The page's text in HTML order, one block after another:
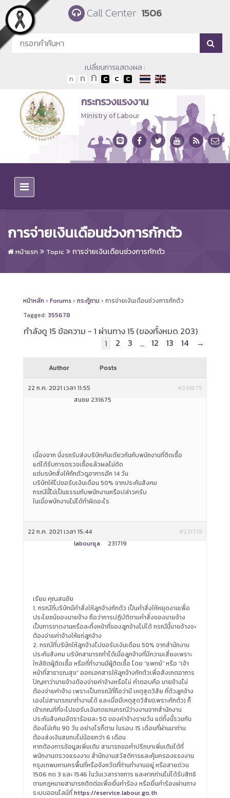
Skip to main content Call Center 1506
เปลี่ยนการแสดงผล :
กระทรวงแรงงาน
Ministry of Labour
การจ่ายเงินเดือนช่วงการกักตัว
หน้าแรก Topic การจ่ายเงินเดือนช่วงการกักตัว
หน้าหลัก › Forums› กระทู้ถาม › การจ่ายเงินเดือนช่วงการกักตัว
Tagged: 355678
กำลังดู 15 ข้อความ - 1 ผ่านทาง 15 (ของทั้งหมด 203)
1
2 3 … 12 13 14 →
Author Posts
22 ก.ค. 2021 เวลา 11:55
#231675
สนชัย 231675
เนื่องจาก นั่งรถรับส่งบริษัทคันเดียวกันกับพนักงานที่ติดเชื้อ
แต่ได้รับการตรวจเชื้อแล้วผลไม่ติด
แต่บรษัทสั่งให้กักตัวดูอาการอีก 14 วัน
บริษัทให้ไปขอรับเงินเดือน 50% จากประกันสังคม
กรณีนี้ไม่เป็นธรรมกับพนักงานหรือปล่าวครับ
ในเมื่อพนักงานไม่ได้ทำผิดอะไร
22 ก.ค. 2021 เวลา 15:44
#231719
labourqa
231719
เรียน คุณสนชัย
1. กรณีที่บริษัทมีคำสั่งให้ลูกจ้างกักตัว เป็นคำสั่งให้หยุดงานเพื่อ
ประโยชน์ของนายจ้าง ถือว่าการปฏิบัติตามคำสั่งของนายจ้าง
เป็นการขาดงานหรือละทิ้งหน้าที่ของลูกจ้างไม่ได้ กรณีนี้นายจ้างจะ
ต้องจ่ายค่าจ้างให้แก่ลูกจ้าง
2. กรณีที่บริษัทให้ลูกจ้างไปขอรับเงินเดือน 50% จากสำนักงาน
ประกันสังคม บริษัทสามารถทำได้เมื่อลูกจ้างที่มีความเสี่ยงเพราะ
ใกล้ชิดผู้ติดเชื้อ หรือที่ทำงานมีผู้ติดเชื้อ โดย “แพทย์” หรือ “เจ้า
หน้าที่สาธารณสุข” ออกเอกสารให้ลูกจ้างกักตัวเพื่อสังเกตอาการ
ปัญหาว่านายจ้างต้องจ่ายค่าจ้างหรือไม่ คำตอบคือ นายจ้างไม่
ต้องจ่ายค่าจ้าง เพราะเป็นกรณีที่ถือว่ามี เหตุสุดวิสัย ที่ตัวลูกจ้าง
เองไม่สามารถมาทำงานได้ และเมื่อมีเหตุสุดวิสัย(เพราะกักตัว) ก็
เข้าเกณฑ์ที่จะไปขอรับเงินทดแทนกรณีว่างงานจากสำนักงาน
ประกันสังคมอัตราร้อยละ 50 ของค่าจ้างรายวัน แต่ทั้งนี้รวมกัน
ต้องไม่เกิน 90 วัน อย่างไรก็ตาม ในรอบ 15 เดือนที่ผ่านมาท่าน
ต้องส่งเงินสมทบไม่น้อยกว่า 6 เดือน
หากต้องการข้อมูลเพิ่มเติม สามารถขอคำปรึกษาเพิ่มเติมได้ที่
พนักงานตรวจแรงงาน สำนักงานสวัสดิการและคุ้มครองแรงงาน
กรุงเทพมหานครพื้นที่หรือจังหวัดที่ท่านทำงานอยู่ หรือสายด่วน
1506 กด 3 และ 1546 ในวันเวลาราชการ และหากท่านไม่ได้รับสิทธิ
ตามกฎหมายสามารถติดต่อเพื่อยื่นคำร้อง หรือยื่นคำร้องผ่านทาง
ระบบออนไลน์ที่https://eservice.labour.go.th